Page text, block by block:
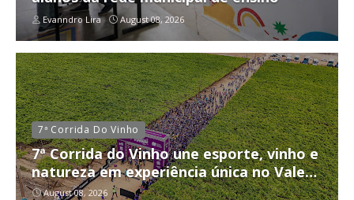
Evanndro Lira August 08, 2026
7ª Corrida Do Vinho
7ª Corrida do Vinho une esporte, vinho e
natureza em experiência única no Vale
do São Francisco
August 08, 2026